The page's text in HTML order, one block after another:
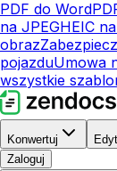
PDF do Word
na JPEGHEIC
obraz
pojazduUmowa
wszystkie
Konwertuj
Zaloguj